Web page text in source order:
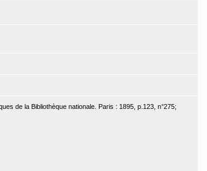
de la Bibliothèque nationale. Paris : 1895, p.123, n°275;